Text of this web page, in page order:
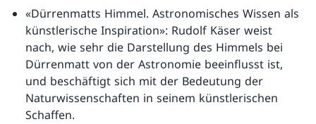
«Dürrenmatts Himmel. Astronomisches Wissen als
künstlerische Inspiration»: Rudolf Käser weist
nach, wie sehr die Darstellung des Himmels bei
Dürrenmatt von der Astronomie beeinflusst ist,
und beschäftigt sich mit der Bedeutung der
Naturwissenschaften in seinem künstlerischen
Schaffen.